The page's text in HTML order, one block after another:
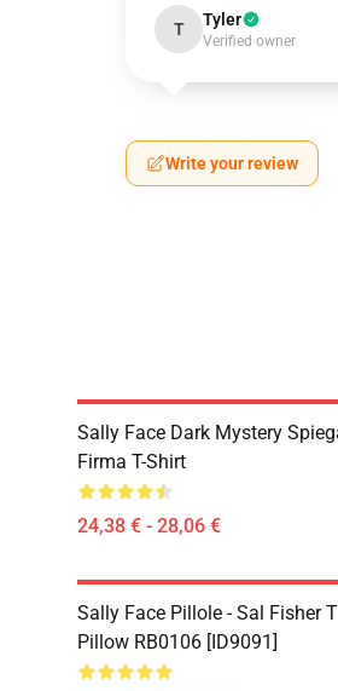
T Tyler
Verified owner
Write your review
Sally Face Dark Mystery
Firma T-Shirt
24,38 € - 28,06 €
Sally Face Pillole - Sal Fisher
Pillow RB0106 [ID9091]